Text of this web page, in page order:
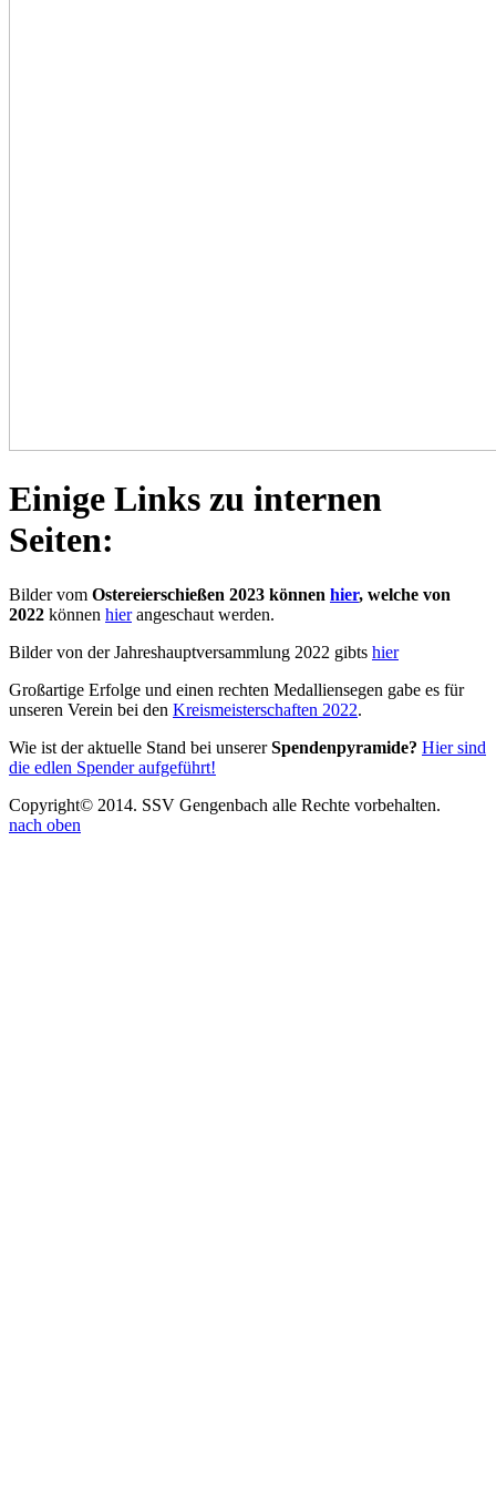
Einige Links zu internen
Seiten:
Bilder vom Ostereierschießen 2023 können hier, welche von
2022 können hierangeschaut werden.
Bilder von der Jahreshauptversammlung 2022 gibts hier
Großartige Erfolge und einen rechten Medalliensegen gabe es für
unseren Verein bei den Kreismeisterschaften 2022.
Wie ist der aktuelle Stand bei unsererSpendenpyramide? Hier sind
die edlen Spender aufgeführt!
Copyright© 2014. SSV Gengenbach alle Rechte vorbehalten.
nach oben